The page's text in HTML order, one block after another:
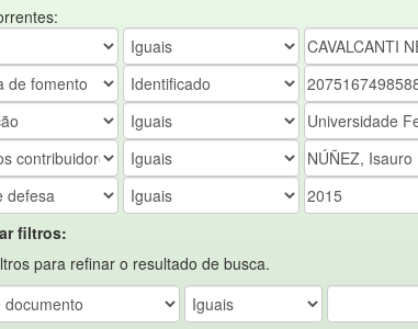
filtros:
para refinar o resultado de busca.